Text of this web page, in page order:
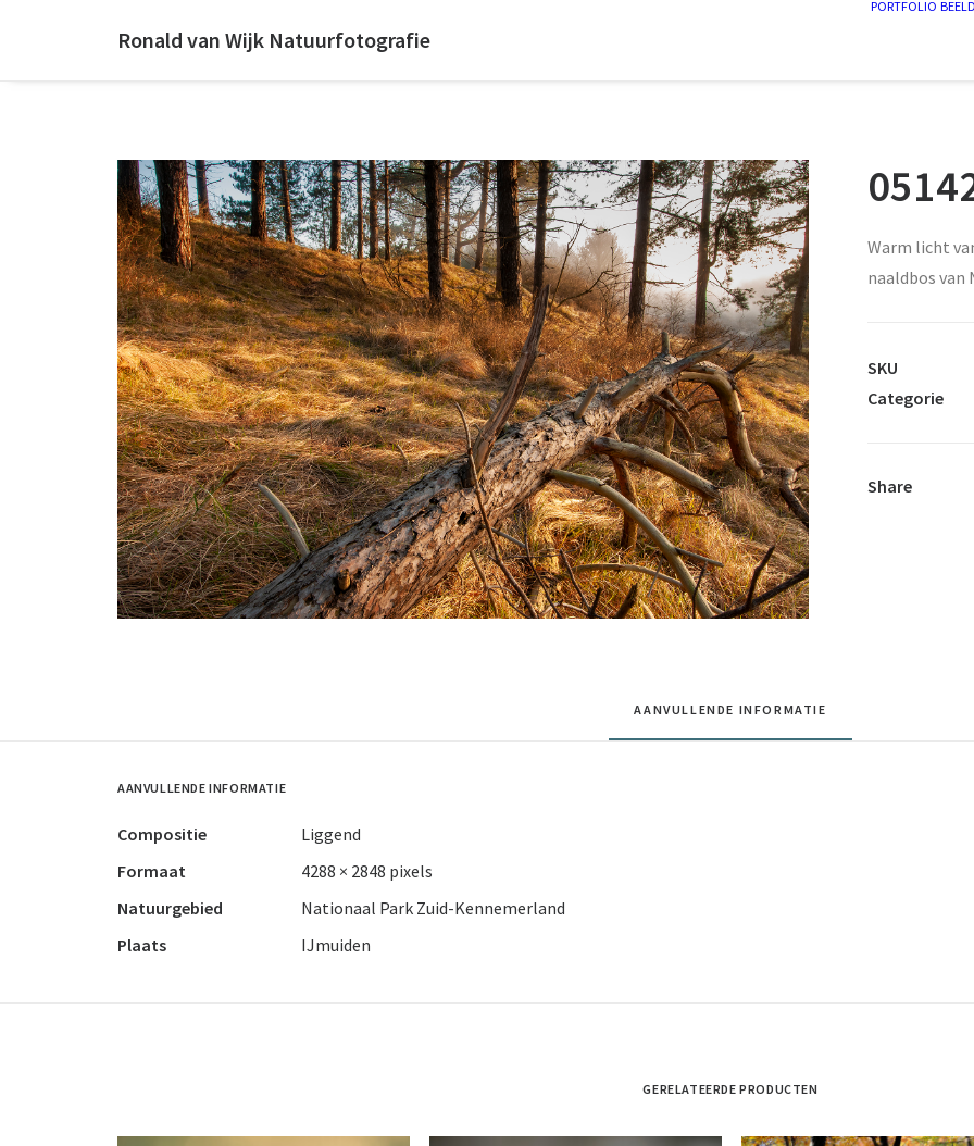
Ronald van Wijk Natuurfotografie
PORTFOLIO
Warm licht
naaldbos van
SKU
Categorie
Share
AANVULLENDE INFORMATIE
AANVULLENDE INFORMATIE
Compositie
Liggend
Formaat
4288 × 2848 pixels
Natuurgebied
Nationaal Park Zuid-Kennemerland
Plaats
IJmuiden
GERELATEERDE PRODUCTEN